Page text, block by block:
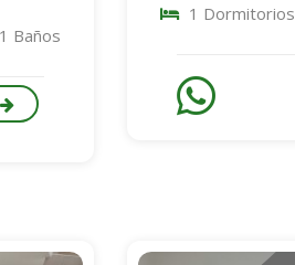
1 Baños
1 Dormitorios